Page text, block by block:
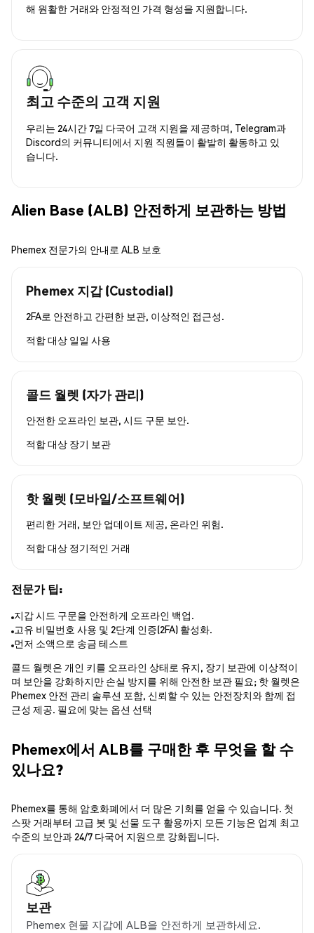
해 원활한 거래와 안정적인 가격 형성을 지원합니다.
최고 수준의 고객 지원
우리는 24시간 7일 다국어 고객 지원을 제공하며, Telegram과
Discord의 커뮤니티에서 지원 직원들이 활발히 활동하고 있
습니다.
Alien Base (ALB) 안전하게 보관하는 방법
Phemex 전문가의 안내로 ALB 보호
Phemex 지갑 (Custodial)
2FA로 안전하고 간편한 보관, 이상적인 접근성.
적합 대상 일일 사용
콜드 월렛 (자가 관리)
안전한 오프라인 보관, 시드 구문 보안.
적합 대상 장기 보관
핫 월렛 (모바일/소프트웨어)
편리한 거래, 보안 업데이트 제공, 온라인 위험.
적합 대상 정기적인 거래
전문가 팁:
지갑 시드 구문을 안전하게 오프라인 백업.
고유 비밀번호 사용 및 2단계 인증(2FA) 활성화.
먼저 소액으로 송금 테스트
콜드 월렛은 개인 키를 오프라인 상태로 유지, 장기 보관에 이상적이
며 보안을 강화하지만 손실 방지를 위해 안전한 보관 필요; 핫 월렛은
Phemex 안전 관리 솔루션 포함, 신뢰할 수 있는 안전장치와 함께 접
근성 제공. 필요에 맞는 옵션 선택
Phemex에서 ALB를 구매한 후 무엇을 할 수
있나요?
Phemex를 통해 암호화폐에서 더 많은 기회를 얻을 수 있습니다. 첫
스팟 거래부터 고급 봇 및 선물 도구 활용까지 모든 기능은 업계 최고
수준의 보안과 24/7 다국어 지원으로 강화됩니다.
보관
Phemex 현물 지갑에 ALB을 안전하게 보관하세요.